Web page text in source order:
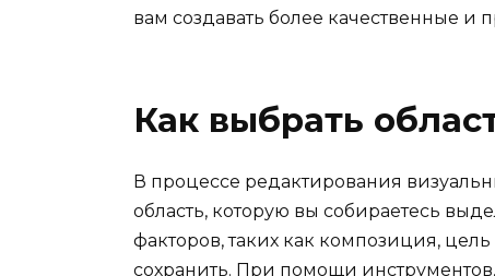
вам создавать более качественные
Как выбрать
В процессе редактирования
область, которую вы собираетесь
факторов, таких как композиция,
сохранить. При помощи